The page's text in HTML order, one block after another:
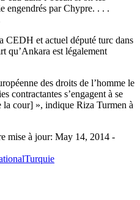
engendrés par Chypre. . . .
CEDH et actuel député turc dans
qu’Ankara est légalement
des droits de l’homme le
contractantes s’engagent à se
cour] », indique Riza Turmen à
mise à jour: May 14, 2014 -
Turquie